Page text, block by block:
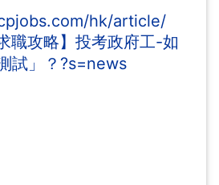
hk/article/
職攻略】投考政府工-如
試」？?s=news